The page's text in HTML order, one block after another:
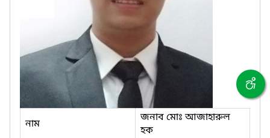
নাম
জনাব মোঃ আজাহারুল
হক